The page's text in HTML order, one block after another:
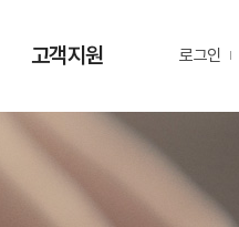
고객지원
부정 및 공익신고
로그인